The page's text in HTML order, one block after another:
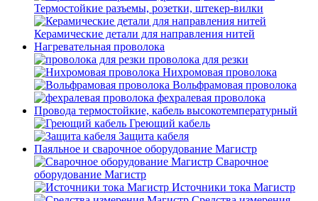
Термостойкие разъемы, розетки, штекер-вилки
Керамические детали для направления нитей
Нагревательная проволока
проволока для резки
Нихромовая проволока
Вольфрамовая проволока
фехралевая проволока
Провода термостойкие, кабель высокотемпературный
Греющий кабель
Защита кабеля
Паяльное и сварочное оборудование Магистр
Сварочное
оборудование Магистр
Источники тока Магистр